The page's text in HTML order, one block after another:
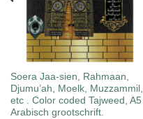
Soera Jaa-sien, Rahmaan,
Djumu’ah, Moelk, Muzzammil,
etc . Color coded Tajweed, A5
Arabisch grootschrift.